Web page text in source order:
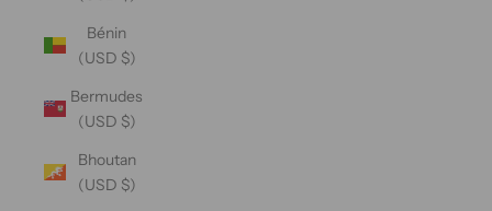
Bénin
(USD $)
Bermudes
(USD $)
Bhoutan
(USD $)